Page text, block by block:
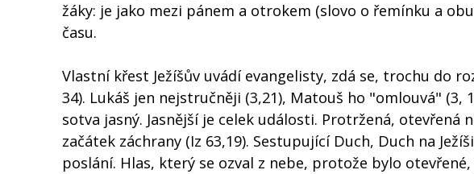
žáky: je jako mezi pánem a otrokem (slovo o řemínku a
času.
Vlastní křest Ježíšův uvádí evangelisty, zdá se, trochu do
34). Lukáš jen nejstručněji (3,21), Matouš ho "omlouvá" (3,
sotva jasný. Jasnější je celek události. Protržená,
začátek záchrany (Iz 63,19). Sestupující Duch, Duch na
poslání. Hlas, který se ozval z nebe, protože bylo